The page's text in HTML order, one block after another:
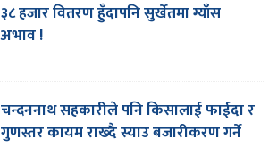
३८ हजार वितरण हुँदापनि सुर्खेतमा ग्याँस
अभाव !
चन्दननाथ सहकारीले पनि किसालाई फाईदा र
गुणस्तर कायम राख्दै स्याउ बजारीकरण गर्ने